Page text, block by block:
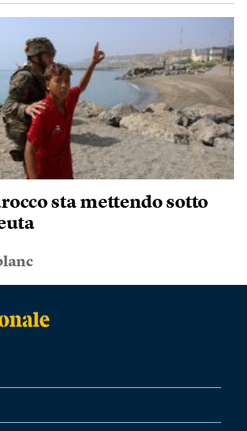
sta mettendo sotto